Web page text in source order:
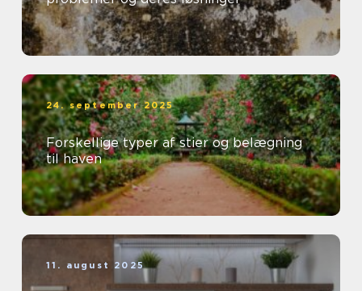
24. september 2025
Forskellige typer af stier og belægning
til haven
11. august 2025